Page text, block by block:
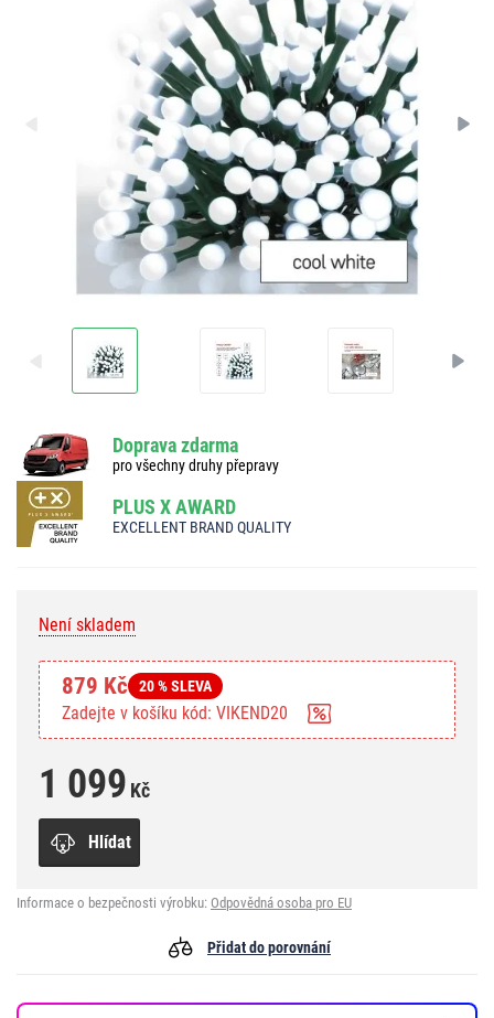
Doprava zdarma
pro všechny druhy přepravy
PLUS X AWARD
EXCELLENT BRAND QUALITY
Není skladem
879 Kč 20 % SLEVA
Zadejte v košíku kód: VIKEND20
1 099 Kč
Hlídat
Informace o bezpečnosti výrobku: Odpovědná osoba pro EU
Přidat do porovnání